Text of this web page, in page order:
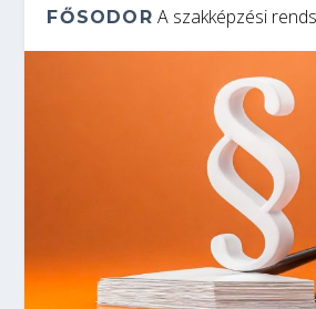
FŐSODOR A szakképzési